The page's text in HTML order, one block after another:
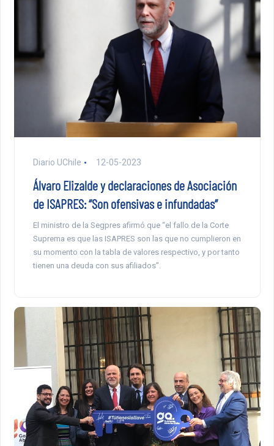
Diario UChile 12-05-2023
Álvaro Elizalde y declaraciones de Asociación
de ISAPRES: “Son ofensivas e infundadas”
El ministro de la Segpres afirmó que “el fallo de la Corte
Suprema es que las ISAPRES son las que no cumplieron en
su momento con la tabla de valores respectivo, y por tanto
tienen una deuda con sus afiliados”.